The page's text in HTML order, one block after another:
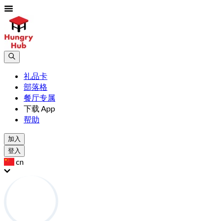
礼品卡
部落格
餐厅专属
下载 App
帮助
加入
登入
cn